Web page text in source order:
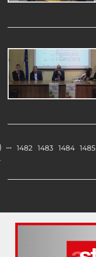
… 1482 1483 1484 1485